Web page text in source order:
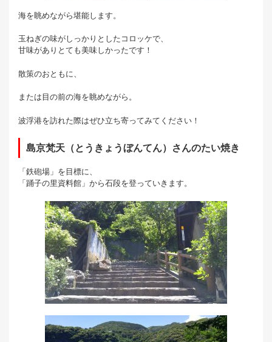
海を眺めながら堪能します。
玉ねぎの味がしっかりとしたコロッケで、
甘味がありとても美味しかったです！
散策のおともに、
または目の前の海を眺めながら。
波浮港を訪れた際はぜひ立ち寄ってみてください！
島京梵天（とうきょうぼんてん）さんのたい焼き
「鉄砲場」を目標に、
「踊子の里資料館」から石段を登っていきます。